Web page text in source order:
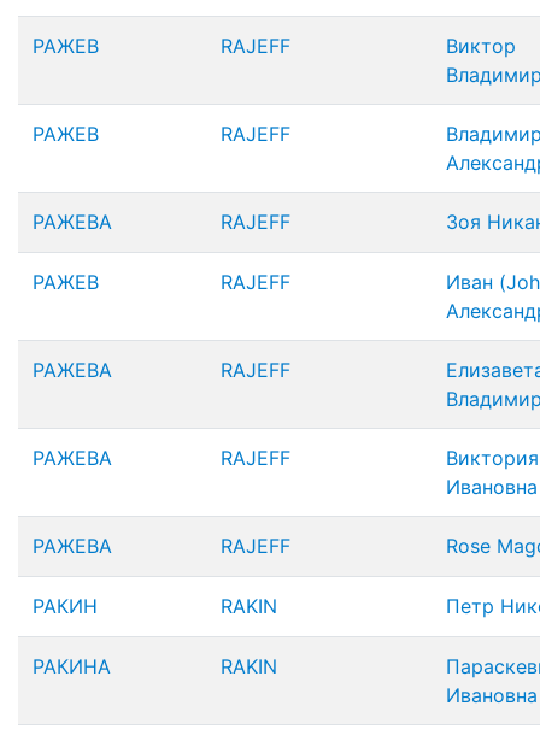
РАЖЕВ RAJEFF
Виктор
РАЖЕВ RAJEFF
РАЖЕВА RAJEFF Зоя
РАЖЕВ RAJEFF
Иван
РАЖЕВА RAJEFF
РАЖЕВА RAJEFF
Виктория
Ивановна
РАЖЕВА RAJEFF Rose
РАКИН RAKIN Петр
РАКИНА RAKIN
Ивановна